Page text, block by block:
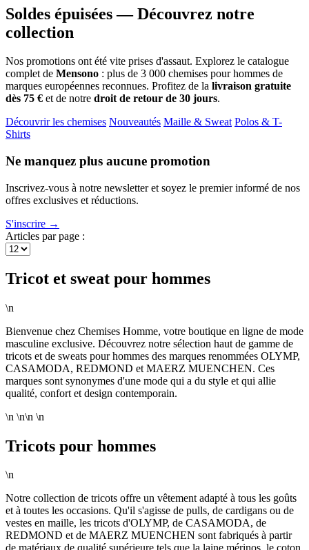
Soldes épuisées — Découvrez notre
collection
Nos promotions ont été vite prises d'assaut. Explorez le catalogue
complet de Mensono : plus de 3 000 chemises pour hommes de
marques européennes reconnues. Profitez de la livraison gratuite
dès 75 € et de notre droit de retour de 30 jours.
Découvrir les chemises Nouveautés Maille & Sweat Polos & T-
Shirts
Ne manquez plus aucune promotion
Inscrivez-vous à notre newsletter et soyez le premier informé de nos
offres exclusives et réductions.
S'inscrire →
Articles par page :
Tricot et sweat pour hommes
\n
Bienvenue chez Chemises Homme, votre boutique en ligne de mode
masculine exclusive. Découvrez notre sélection haut de gamme de
tricots et de sweats pour hommes des marques renommées OLYMP,
CASAMODA, REDMOND et MAERZ MUENCHEN. Ces
marques sont synonymes d'une mode qui a du style et qui allie
qualité, confort et design contemporain.
\n \n\n \n
Tricots pour hommes
\n
Notre collection de tricots offre un vêtement adapté à tous les goûts
et à toutes les occasions. Qu'il s'agisse de pulls, de cardigans ou de
vestes en maille, les tricots d'OLYMP, de CASAMODA, de
REDMOND et de MAERZ MUENCHEN sont fabriqués à partir